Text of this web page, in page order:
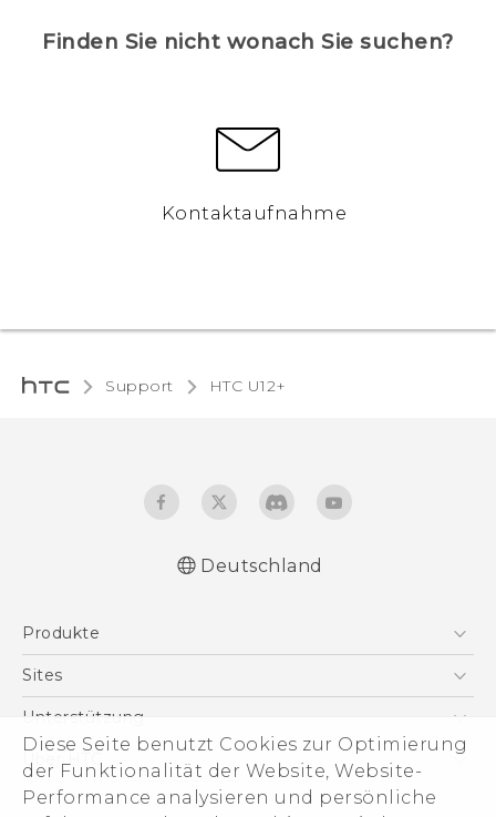
Diese Seite benutzt Cookies zur Optimierung
der Funktionalität der Website, Website-
Performance analysieren und persönliche
Finden Sie nicht wonach Sie suchen?
Kontaktaufnahme
Support HTC U12+‎
Deutschland
Produkte
Smartphones
VIVE
Zubehör
Sites
HTC Dev
HTC Vive
Unterstützung
Unterstützung
eCommerce Support
Über HTC
ESG